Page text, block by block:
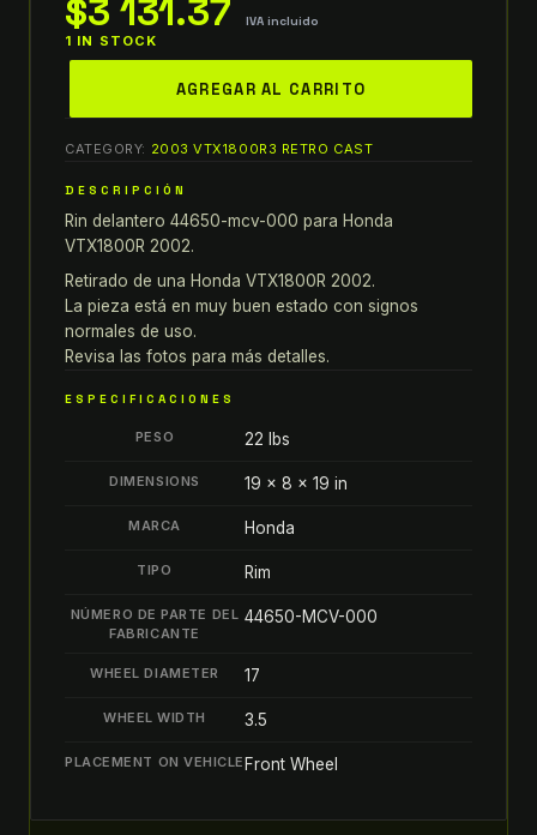
$3 131.37 IVA incluido
1 IN STOCK
DELANTERO
MCV-
000
PARA
HONDA
VTX1800R
2002
2003
quantity
AGREGAR AL CARRITO
CATEGORY: 2003 VTX1800R3 RETRO CAST
DESCRIPCIÓN
Rin delantero 44650-mcv-000 para Honda
VTX1800R 2002.
Retirado de una Honda VTX1800R 2002.
La pieza está en muy buen estado con signos
normales de uso.
Revisa las fotos para más detalles.
ESPECIFICACIONES
PESO 22 lbs
DIMENSIONS 19 × 8 × 19 in
MARCA Honda
TIPO Rim
NÚMERO DE PARTE DEL
FABRICANTE
44650-MCV-000
WHEEL DIAMETER 17
WHEEL WIDTH 3.5
PLACEMENT ON VEHICLE Front Wheel